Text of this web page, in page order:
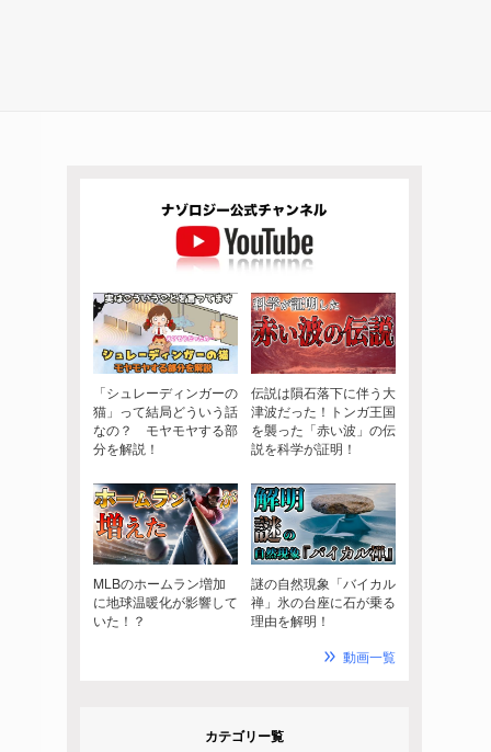
「シュレーディンガーの
猫」って結局どういう話
なの？ モヤモヤする部
分を解説！
伝説は隕石落下に伴う大
津波だった！トンガ王国
を襲った「赤い波」の伝
説を科学が証明！
MLBのホームラン増加
に地球温暖化が影響して
いた！？
謎の自然現象「バイカル
禅」氷の台座に石が乗る
理由を解明！
動画一覧
カテゴリー覧